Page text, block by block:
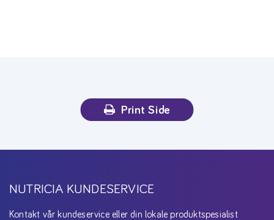
Print Side
NUTRICIA KUNDESERVICE
Kontakt vår kundeservice eller din lokale produktspesialist